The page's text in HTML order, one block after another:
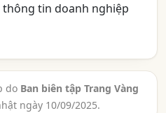
thông tin doanh nghiệp
do Ban biên tập Trang Vàng
ngày 10/09/2025.